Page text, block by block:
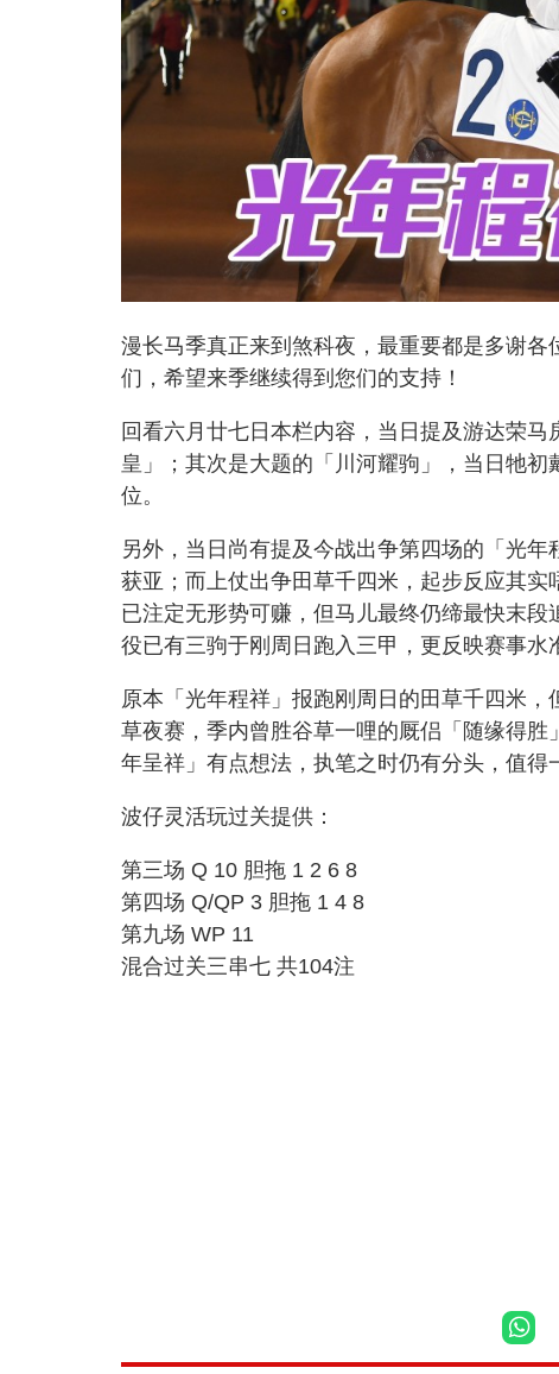
漫长马季真正来到煞科夜，最重要都是多谢
们，希望来季继续得到您们的支持！
回看六月廿七日本栏内容，当日提及游达荣
皇」；其次是大题的「川河耀驹」，当日牠
位。
另外，当日尚有提及今战出争第四场的「光
获亚；而上仗出争田草千四米，起步反应其实
已注定无形势可赚，但马儿最终仍缔最快末
役已有三驹于刚周日跑入三甲，更反映赛事水
原本「光年程祥」报跑刚周日的田草千四米
草夜赛，季内曾胜谷草一哩的厩侣「随缘得
年呈祥」有点想法，执笔之时仍有分头，值得
波仔灵活玩过关提供：
第三场 Q 10 胆拖 1 2 6 8
第四场 Q/QP 3 胆拖 1 4 8
第九场 WP 11
混合过关三串七 共104注